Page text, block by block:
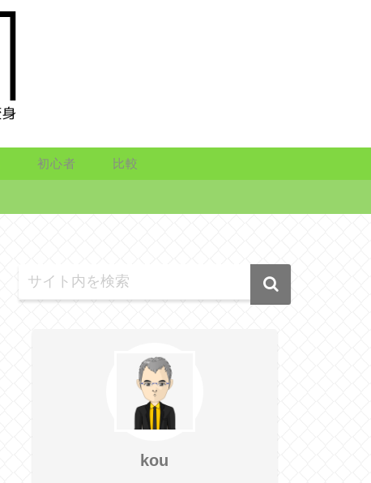
初心者 比較
kou